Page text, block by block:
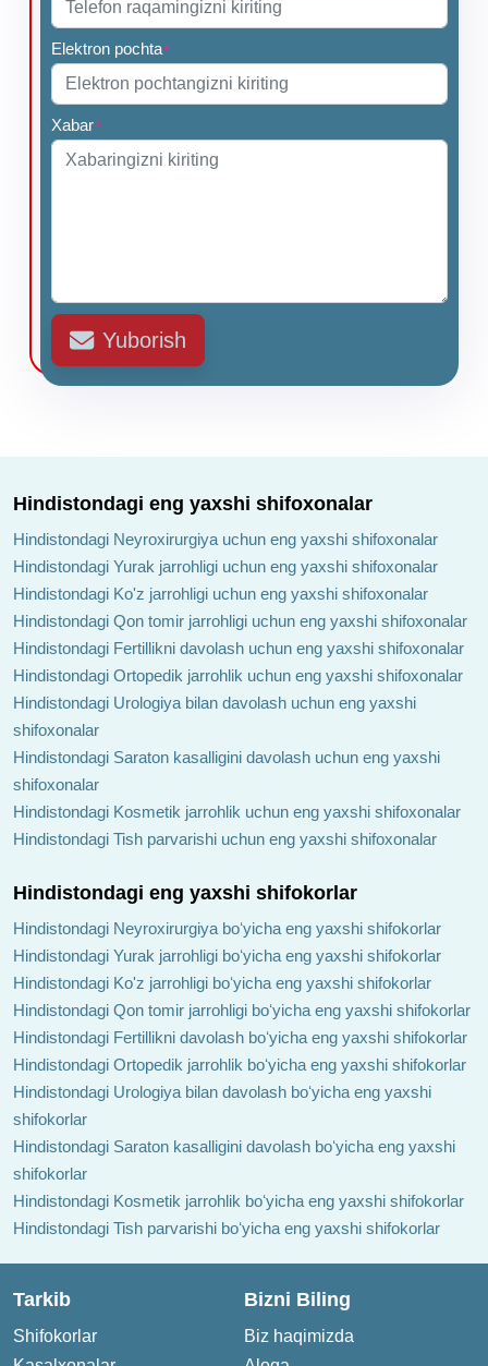
Elektron pochta*
Xabar*
Yuborish
Hindistondagi eng yaxshi shifoxonalar
Hindistondagi Neyroxirurgiya uchun eng yaxshi shifoxonalar
Hindistondagi Yurak jarrohligi uchun eng yaxshi shifoxonalar
Hindistondagi Ko'z jarrohligi uchun eng yaxshi shifoxonalar
Hindistondagi Qon tomir jarrohligi uchun eng yaxshi shifoxonalar
Hindistondagi Fertillikni davolash uchun eng yaxshi shifoxonalar
Hindistondagi Ortopedik jarrohlik uchun eng yaxshi shifoxonalar
Hindistondagi Urologiya bilan davolash uchun eng yaxshi
shifoxonalar
Hindistondagi Saraton kasalligini davolash uchun eng yaxshi
shifoxonalar
Hindistondagi Kosmetik jarrohlik uchun eng yaxshi shifoxonalar
Hindistondagi Tish parvarishi uchun eng yaxshi shifoxonalar
Hindistondagi eng yaxshi shifokorlar
Hindistondagi Neyroxirurgiya boʻyicha eng yaxshi shifokorlar
Hindistondagi Yurak jarrohligi boʻyicha eng yaxshi shifokorlar
Hindistondagi Ko'z jarrohligi boʻyicha eng yaxshi shifokorlar
Hindistondagi Qon tomir jarrohligi boʻyicha eng yaxshi shifokorlar
Hindistondagi Fertillikni davolash boʻyicha eng yaxshi shifokorlar
Hindistondagi Ortopedik jarrohlik boʻyicha eng yaxshi shifokorlar
Hindistondagi Urologiya bilan davolash boʻyicha eng yaxshi
shifokorlar
Hindistondagi Saraton kasalligini davolash boʻyicha eng yaxshi
shifokorlar
Hindistondagi Kosmetik jarrohlik boʻyicha eng yaxshi shifokorlar
Hindistondagi Tish parvarishi boʻyicha eng yaxshi shifokorlar
Tarkib
Shifokorlar
Bizni Biling
Biz haqimizda